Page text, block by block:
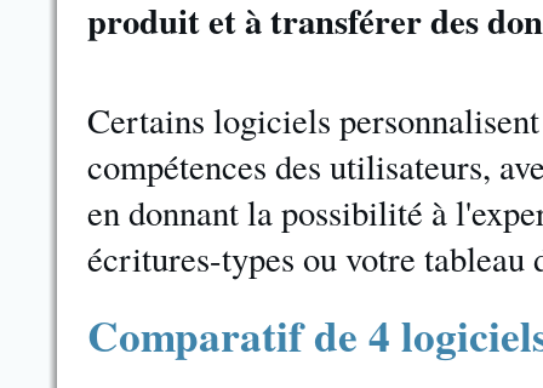
produit et à transférer des
Certains logiciels
compétences des utilisateurs,
en donnant la possibilité à
écritures-types ou votre tableau
Comparatif de 4